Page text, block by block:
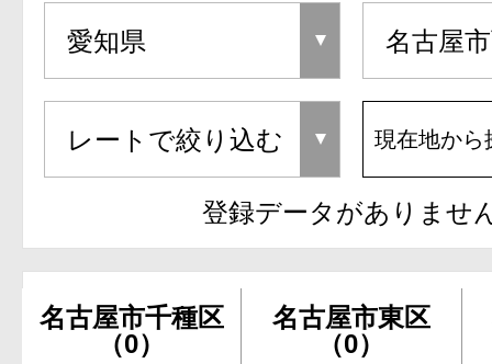
現在地から
登録データがありませ
名古屋市千種区
（0）
名古屋市東区
（0）